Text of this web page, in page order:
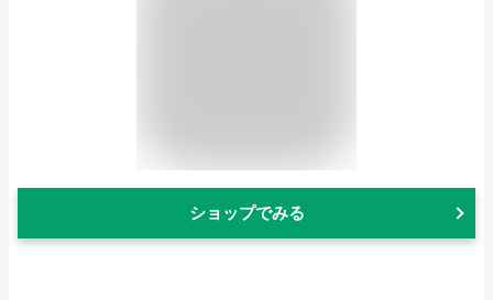
ショップでみる